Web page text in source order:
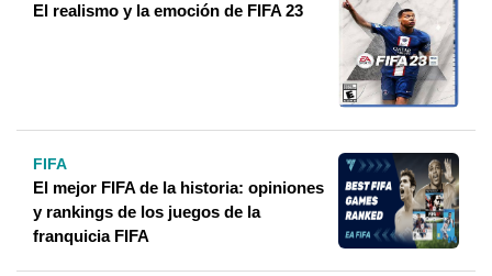
El realismo y la emoción de FIFA 23
FIFA
El mejor FIFA de la historia: opiniones
y rankings de los juegos de la
franquicia FIFA